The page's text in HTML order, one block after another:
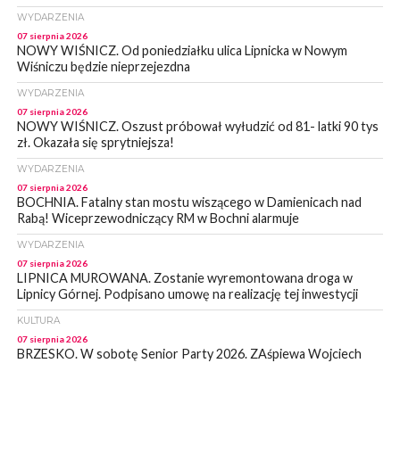
WYDARZENIA
07 sierpnia 2026
NOWY WIŚNICZ. Od poniedziałku ulica Lipnicka w Nowym
Wiśniczu będzie nieprzejezdna
WYDARZENIA
07 sierpnia 2026
NOWY WIŚNICZ. Oszust próbował wyłudzić od 81- latki 90 tys
zł. Okazała się sprytniejsza!
WYDARZENIA
07 sierpnia 2026
BOCHNIA. Fatalny stan mostu wiszącego w Damienicach nad
Rabą! Wiceprzewodniczący RM w Bochni alarmuje
WYDARZENIA
07 sierpnia 2026
LIPNICA MUROWANA. Zostanie wyremontowana droga w
Lipnicy Górnej. Podpisano umowę na realizację tej inwestycji
KULTURA
07 sierpnia 2026
BRZESKO. W sobotę Senior Party 2026. ZAśpiewa Wojciech